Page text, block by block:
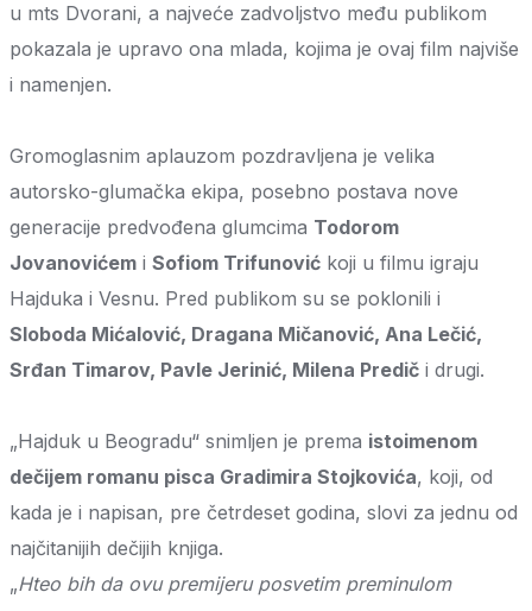
u mts Dvorani, a najveće zadvoljstvo među publikom
pokazala je upravo ona mlada, kojima je ovaj film najviše
i namenjen.
Gromoglasnim aplauzom pozdravljena je velika
autorsko-glumačka ekipa, posebno postava nove
generacije predvođena glumcima Todorom
Jovanovićem i Sofiom Trifunović koji u filmu igraju
Hajduka i Vesnu. Pred publikom su se poklonili i
Sloboda Mićalović, Dragana Mičanović, Ana Lečić,
Srđan Timarov, Pavle Jerinić, Milena Predič i drugi.
„Hajduk u Beogradu“ snimljen je prema istoimenom
dečijem romanu pisca Gradimira Stojkovića, koji, od
kada je i napisan, pre četrdeset godina, slovi za jednu od
najčitanijih dečijih knjiga.
„Hteo bih da ovu premijeru posvetim preminulom